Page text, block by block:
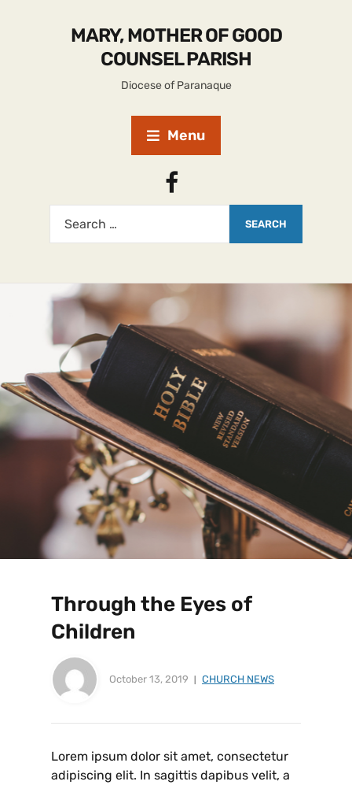
MARY, MOTHER OF GOOD
COUNSEL PARISH
Diocese of Paranaque
Menu
Through the Eyes of
Children
October 13, 2019 CHURCH NEWS
Lorem ipsum dolor sit amet, consectetur
adipiscing elit. In sagittis dapibus velit, a